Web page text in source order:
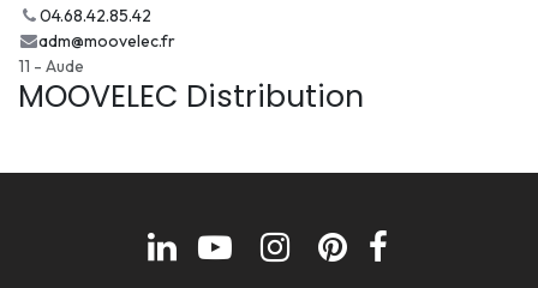
04.68.42.85.42
adm@moovelec.fr
11 - Aude
MOOVELEC Distribution